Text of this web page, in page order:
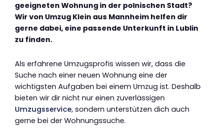
geeigneten Wohnung in der polnischen Stadt?
Wir von Umzug Klein aus Mannheim helfen dir
gerne dabei, eine passende Unterkunft in Lublin
zu finden.
Als erfahrene Umzugsprofis wissen wir, dass die
Suche nach einer neuen Wohnung eine der
wichtigsten Aufgaben bei einem Umzug ist. Deshalb
bieten wir dir nicht nur einen zuverlässigen
Umzugsservice, sondern unterstützen dich auch
gerne bei der Wohnungssuche.